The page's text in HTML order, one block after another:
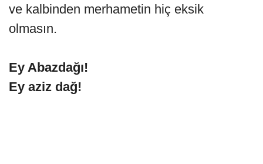
ve kalbinden merhametin hiç eksik
olmasın.
Ey Abazdağı!
Ey aziz dağ!